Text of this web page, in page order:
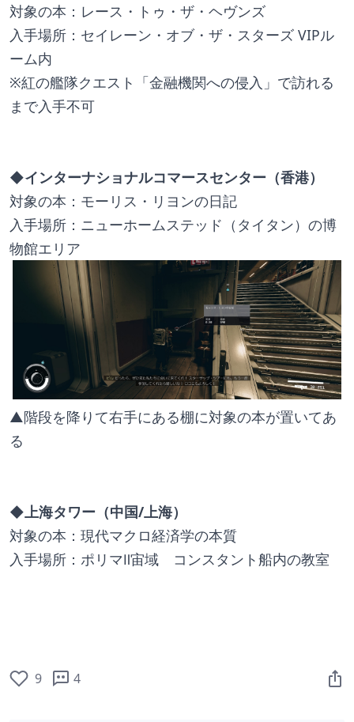
対象の本：レース・トゥ・ザ・ヘヴンズ
入手場所：セイレーン・オブ・ザ・スターズ VIPル
ーム内
※紅の艦隊クエスト「金融機関への侵入」で訪れる
まで入手不可
◆インターナショナルコマースセンター（香港）
対象の本：モーリス・リヨンの日記
入手場所：ニューホームステッド（タイタン）の博
物館エリア
▲階段を降りて右手にある棚に対象の本が置いてあ
る
◆上海タワー（中国/上海）
対象の本：現代マクロ経済学の本質
入手場所：ポリマⅡ宙域　コンスタント船内の教室
9 4